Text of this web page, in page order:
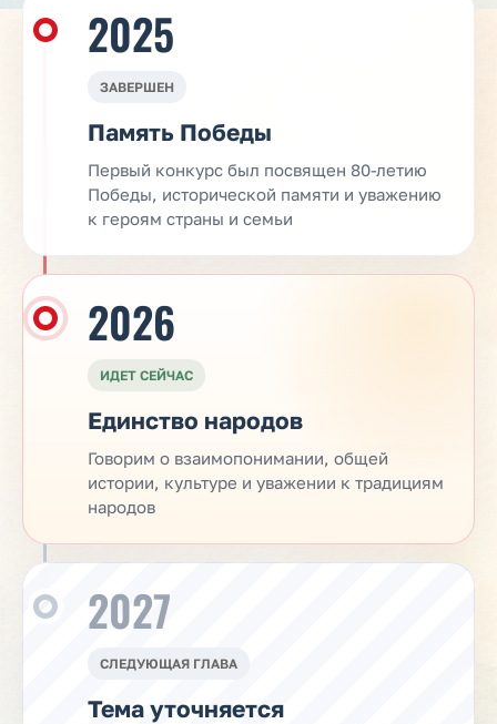
2025
ЗАВЕРШЕН
Память Победы
Первый конкурс был посвящен 80-летию
Победы, исторической памяти и уважению
к героям страны и семьи
2026
ИДЕТ СЕЙЧАС
Единство народов
Говорим о взаимопонимании, общей
истории, культуре и уважении к традициям
народов
2027
СЛЕДУЮЩАЯ ГЛАВА
Тема уточняется